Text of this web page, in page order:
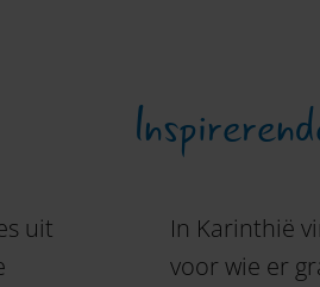
uit
In Karinthië
voor wie er